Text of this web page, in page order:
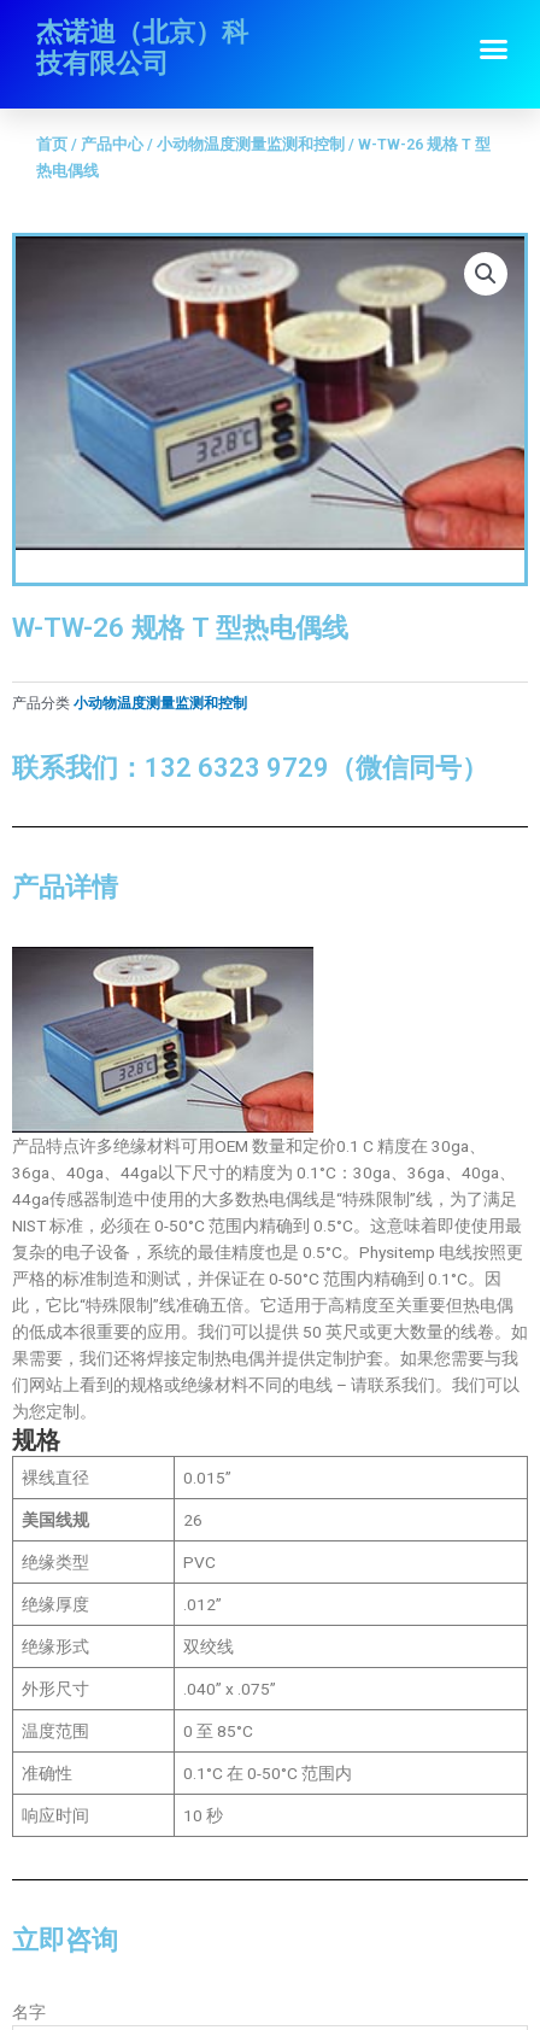
杰诺迪（北京）科
技有限公司
首页/产品中心 小动物温度测量监测和控制
首页 / 产品中心/ 小动物温度测量监测和控制 / W-TW-26 规格 T 型
热电偶线
W-TW-26 规格 T 型热电偶线
产品分类 小动物温度测量监测和控制
联系我们：132 6323 9729（微信同号）
产品详情
产品特点许多绝缘材料可用OEM 数量和定价0.1 C 精度在 30ga、
36ga、40ga、44ga以下尺寸的精度为 0.1°C：30ga、36ga、40ga、
44ga传感器制造中使用的大多数热电偶线是“特殊限制”线，为了满足
NIST 标准，必须在 0-50°C 范围内精确到 0.5°C。这意味着即使使用最
复杂的电子设备，系统的最佳精度也是 0.5°C。Physitemp 电线按照更
严格的标准制造和测试，并保证在 0-50°C 范围内精确到 0.1°C。因
此，它比“特殊限制”线准确五倍。它适用于高精度至关重要但热电偶
的低成本很重要的应用。我们可以提供 50 英尺或更大数量的线卷。如
果需要，我们还将焊接定制热电偶并提供定制护套。如果您需要与我
们网站上看到的规格或绝缘材料不同的电线 – 请联系我们。我们可以
为您定制。
规格
裸线直径 0.015”
美国线规 26
绝缘类型 PVC
绝缘厚度 .012”
绝缘形式 双绞线
外形尺寸 .040” x .075”
温度范围 0 至 85°C
准确性 0.1°C 在 0-50°C 范围内
响应时间 10 秒
立即咨询
名字